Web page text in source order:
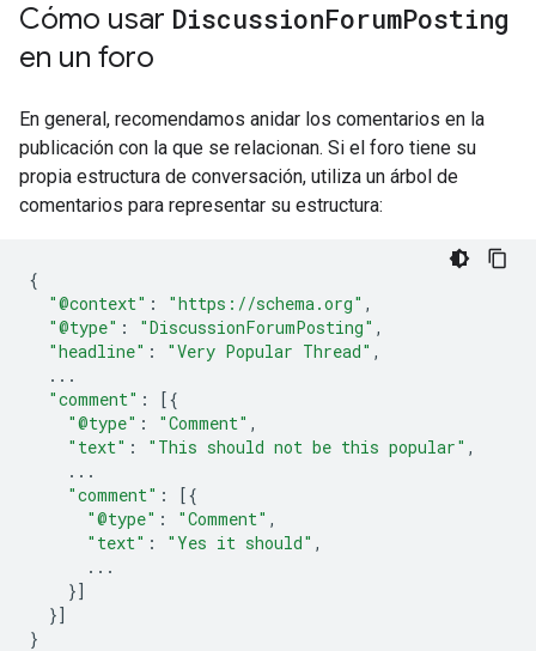
Cómo usar DiscussionForumPosting
en un foro
En general, recomendamos anidar los comentarios en la
publicación con la que se relacionan. Si el foro tiene su
propia estructura de conversación, utiliza un árbol de
comentarios para representar su estructura:
{
"@context" : "https://schema.org" ,
"@type" : "DiscussionForumPosting" ,
"headline" : "Very Popular Thread" ,
...
"comment" :
[{
"@type" : "Comment" ,
"text" : "This should not be this popular" ,
...
"comment" :
[{
"@type" : "Comment" ,
"text" : "Yes it should" ,
...
}]
}]
}